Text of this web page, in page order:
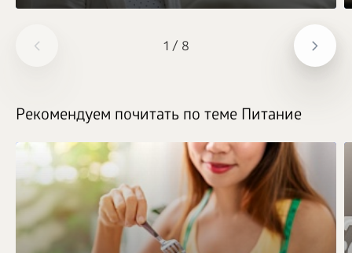
1 / 8
Рекомендуем почитать по теме Питание